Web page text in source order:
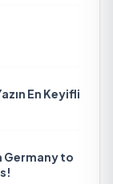
En Keyifli
Germany to